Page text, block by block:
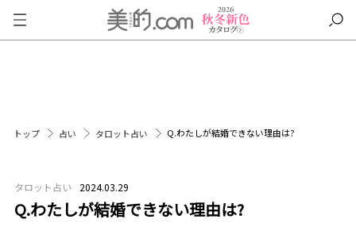
トップ 占い タロット占い Q.わたしが結婚できない理由は?
タロット占い 2024.03.29
Q.わたしが結婚できない理由は?